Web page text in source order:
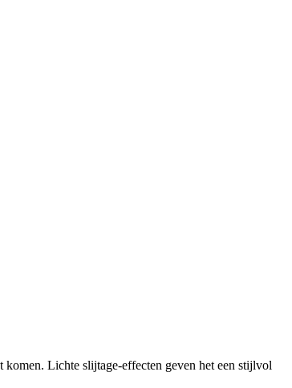
Lichte slijtage-effecten geven het een stijlvol